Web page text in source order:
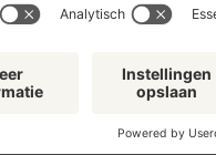
ernstig afbreuk te
wordt verricht met
die ten uitvoer